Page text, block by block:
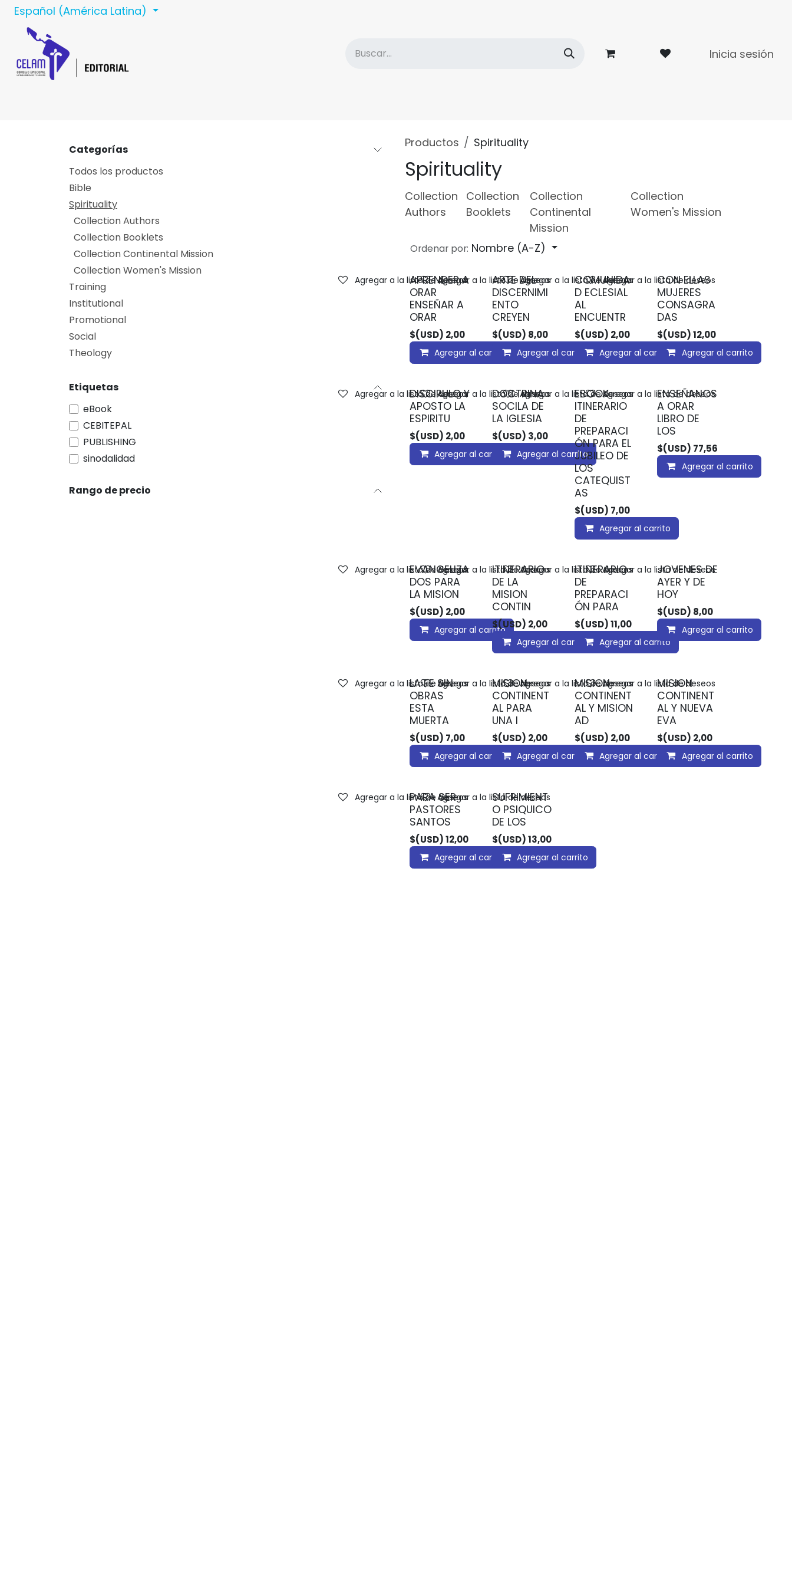
Ir al contenido
Español (América Latina)
Inicia sesión
Categorías
Todos los productos
Bible
Spirituality
Collection Authors
Collection Booklets
Collection Continental Mission
Collection Women's Mission
Training
Institutional
Promotional
Social
Theology
Etiquetas
eBook
CEBITEPAL
PUBLISHING
sinodalidad
Rango de precio
Productos Spirituality
Spirituality
Collection
Authors
Collection
Booklets
Collection
Continental
Mission
Collection
Women's Mission
Ordenar por: Nombre (A-Z)
APRENDER A
ORAR
ENSEÑAR A
ORAR
$(USD) 2,00
Agregar al carrito
Agregar a la lista de deseos
ARTE DEL
DISCERNIMI
ENTO
CREYEN
$(USD) 8,00
Agregar al carrito
Agregar a la lista de deseos
COMUNIDA
D ECLESIAL
AL
ENCUENTR
$(USD) 2,00
Agregar al carrito
Agregar a la lista de deseos
CON ELLAS
MUJERES
CONSAGRA
DAS
$(USD)12,00
Agregar al carrito
Agregar a la lista de deseos
DISCIPULO Y
APOSTO LA
ESPIRITU
$(USD) 2,00
Agregar al carrito
Agregar a la lista de deseos
DOCTRINA
SOCILA DE
LA IGLESIA
$(USD) 3,00
Agregar al carrito
Agregar a la lista de deseos
EBOOK
ITINERARIO
DE
PREPARACI
ÓN PARA EL
JUBILEO DE
LOS
CATEQUIST
AS
$(USD) 7,00
Agregar al carrito
Agregar a la lista de deseos
ENSEÑANOS
A ORAR
LIBRO DE
LOS
$(USD) 77,56
Agregar al carrito
Agregar a la lista de deseos
EVANGELIZA
DOS PARA
LA MISION
$(USD) 2,00
Agregar al carrito
Agregar a la lista de deseos
ITINERARIO
DE LA
MISION
CONTIN
$(USD) 2,00
Agregar al carrito
Agregar a la lista de deseos
ITINERARIO
DE
PREPARACI
ÓN PARA
$(USD)11,00
Agregar al carrito
Agregar a la lista de deseos
JOVENES DE
AYER Y DE
HOY
$(USD) 8,00
Agregar al carrito
Agregar a la lista de deseos
LA FE SIN
OBRAS
ESTA
MUERTA
$(USD) 7,00
Agregar al carrito
Agregar a la lista de deseos
MISION
CONTINENT
AL PARA
UNA I
$(USD) 2,00
Agregar al carrito
Agregar a la lista de deseos
MISION
CONTINENT
AL Y MISION
AD
$(USD) 2,00
Agregar al carrito
Agregar a la lista de deseos
MISION
CONTINENT
AL Y NUEVA
EVA
$(USD) 2,00
Agregar al carrito
Agregar a la lista de deseos
PARA SER
PASTORES
SANTOS
$(USD)12,00
Agregar al carrito
Agregar a la lista de deseos
SUFRIMIENT
O PSIQUICO
DE LOS
$(USD)13,00
Agregar al carrito
Agregar a la lista de deseos